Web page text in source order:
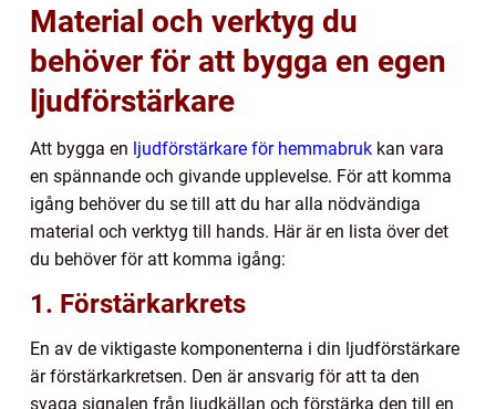
Material och verktyg du
behöver för att bygga en egen
ljudförstärkare
Att bygga en ljudförstärkare för hemmabruk kan vara
en spännande och givande upplevelse. För att komma
igång behöver du se till att du har alla nödvändiga
material och verktyg till hands. Här är en lista över det
du behöver för att komma igång:
1. Förstärkarkrets
En av de viktigaste komponenterna i din ljudförstärkare
är förstärkarkretsen. Den är ansvarig för att ta den
svaga signalen från ljudkällan och förstärka den till en